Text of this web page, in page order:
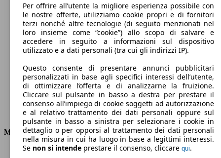
130 km/h
Velocità massima
Elettrica
Carburante
Motore e Prestazioni
KW (PS)
57 kW (77 PS)
Per offrire all’utente la migliore esperienza possibile con
le nostre offerte, utilizziamo cookie propri e di fornitori
terzi nonché altre tecnologie (di seguito menzionati nel
loro insieme come “cookie”) allo scopo di salvare e
accedere in seguito a informazioni sul dispositivo
utilizzato e a dati personali (tra cui gli indirizzi IP).
Questo consente di presentare annunci pubblicitari
personalizzati in base agli specifici interessi dell’utente,
di ottimizzare l’offerta e di analizzarne la fruizione.
Cliccare sul pulsante in basso a destra per prestare il
consenso all’impiego di cookie soggetti ad autorizzazione
e al relativo trattamento dei dati personali oppure sul
pulsante in basso a sinistra per selezionare i cookie in
dettaglio o per opporsi al trattamento dei dati personali
nella misura in cui ha luogo in base a legittimi interessi.
Se non si intende prestare il consenso, cliccare qui.